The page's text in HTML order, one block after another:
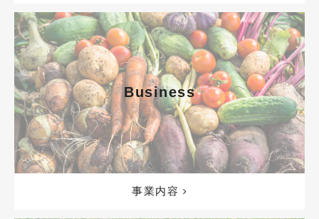
Business
事業内容